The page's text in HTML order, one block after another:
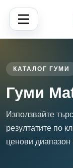
КАТАЛОГ ГУМИ
Гуми
Използвайте
резултатите по
ценови диапазон